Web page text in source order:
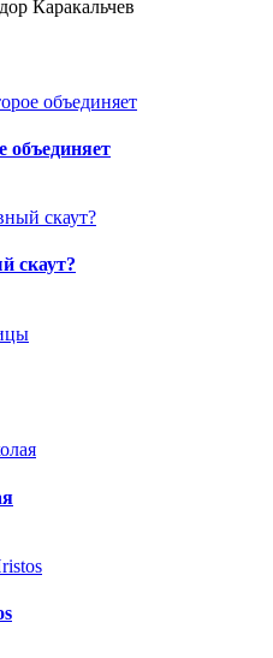
Каракальчев
объединяет
скаут?